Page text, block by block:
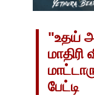
"உதய்
பேட்டி